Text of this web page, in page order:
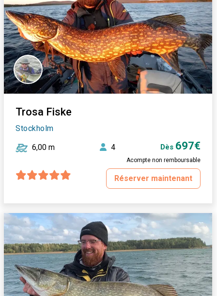
Trosa Fiske
Stockholm
6,00 m 4 Dès 697€
Acompte non remboursable
Réserver maintenant